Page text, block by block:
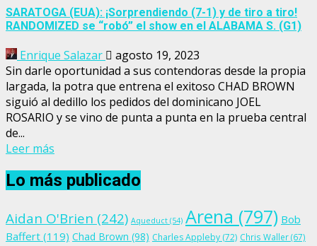
SARATOGA (EUA): ¡Sorprendiendo (7-1) y de tiro a tiro!
RANDOMIZED se “robó” el show en el ALABAMA S. (G1)
Enrique Salazar
agosto 19, 2023
Sin darle oportunidad a sus contendoras desde la propia
largada, la potra que entrena el exitoso CHAD BROWN
siguió al dedillo los pedidos del dominicano JOEL
ROSARIO y se vino de punta a punta en la prueba central
de...
Leer más
Lo más publicado
Aidan O'Brien (242) Aqueduct (54) Arena (797) Bob
Baffert (119) Chad Brown (98) Charles Appleby (72) Chris Waller(67)